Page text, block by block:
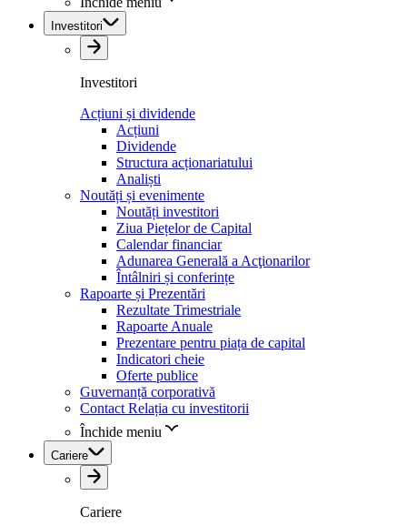
Investitori
Investitori
Acțiuni și dividende
Acțiuni
Dividende
Structura acționariatului
Analiști
Noutăți și evenimente
Noutăți investitori
Ziua Piețelor de Capital
Calendar financiar
Adunarea Generală a Acţionarilor
Întâlniri și conferințe
Rapoarte și Prezentări
Rezultate Trimestriale
Rapoarte Anuale
Prezentare pentru piața de capital
Indicatori cheie
Oferte publice
Guvernanță corporativă
Contact Relația cu investitorii
Închide meniu
Cariere
Cariere